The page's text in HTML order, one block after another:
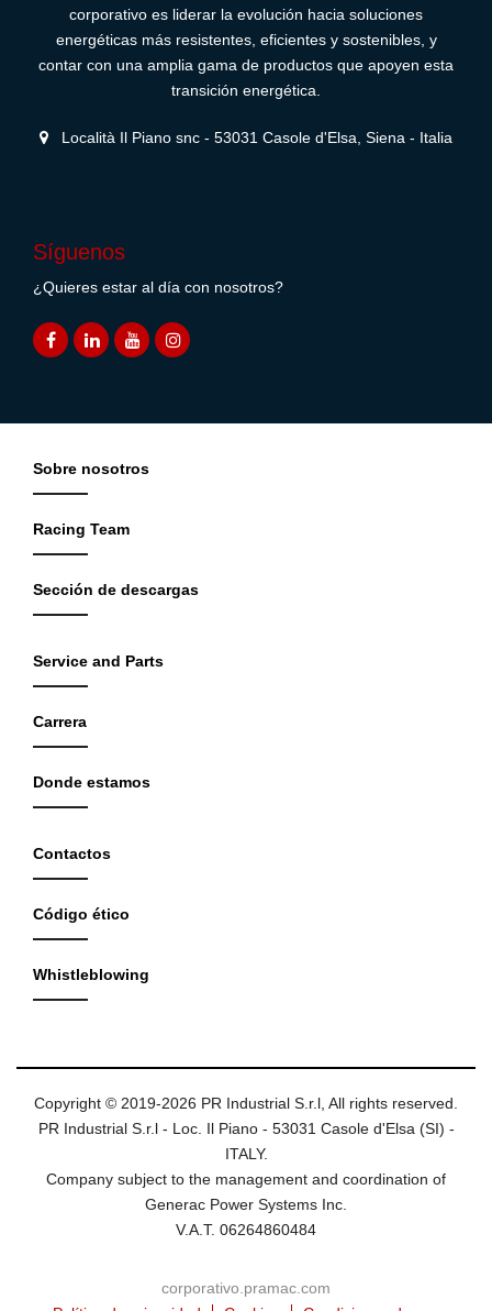
corporativo es liderar la evolución hacia soluciones
energéticas más resistentes, eficientes y sostenibles, y
contar con una amplia gama de productos que apoyen esta
transición energética.
Località Il Piano snc - 53031 Casole d'Elsa, Siena - Italia
Síguenos
¿Quieres estar al día con nosotros?
Sobre nosotros
Racing Team
Sección de descargas
Service and Parts
Carrera
Donde estamos
Contactos
Código ético
Whistleblowing
Copyright © 2019-2026 PR Industrial S.r.l, All rights reserved.
PR Industrial S.r.l - Loc. Il Piano - 53031 Casole d'Elsa (SI) -
ITALY.
Company subject to the management and coordination of
Generac Power Systems Inc.
V.A.T. 06264860484
corporativo.pramac.com